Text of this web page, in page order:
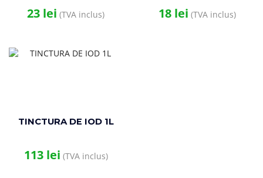
300ML
23 lei (TVA inclus) 18 lei (TVA inclus)
TINCTURA DE IOD 1L
113 lei (TVA inclus)